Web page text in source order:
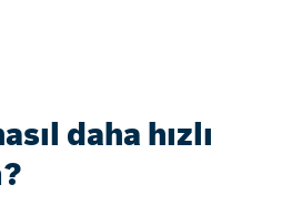
daha hızlı